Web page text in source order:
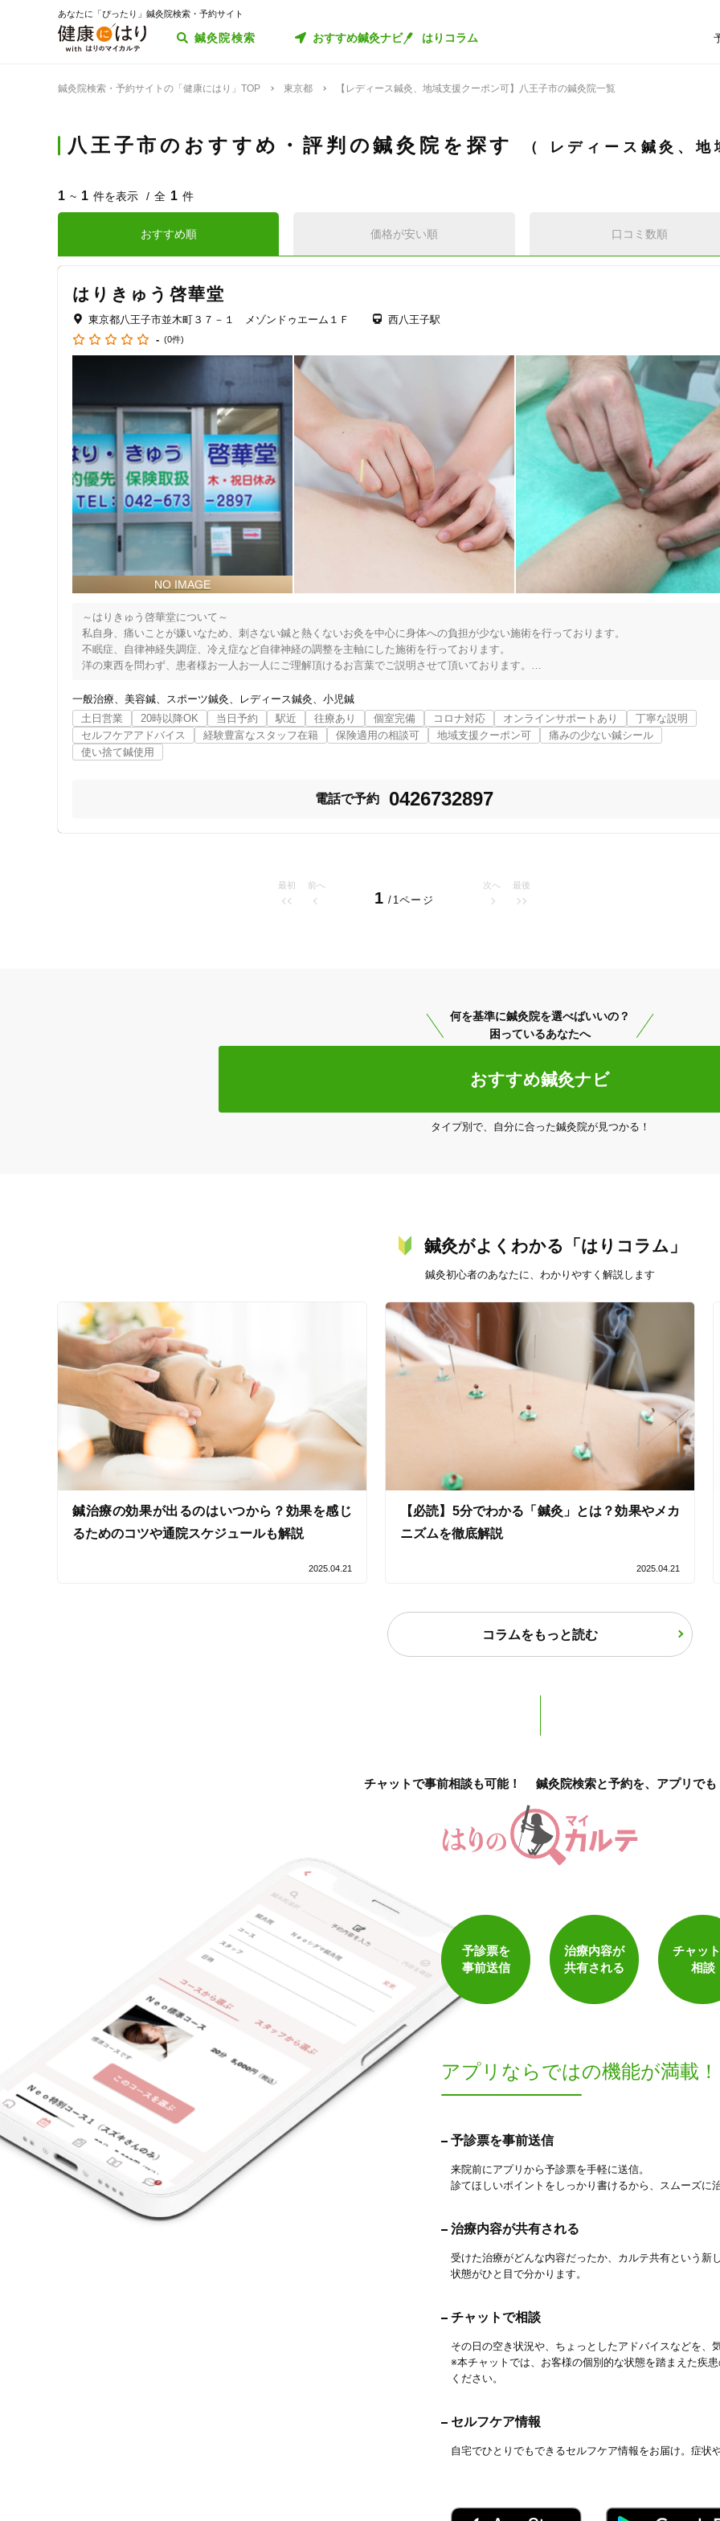
あなたに「ぴったり」鍼灸院検索・予約サイト
鍼灸院検索 おすすめ鍼灸ナビ はりコラム
鍼灸院検索・予約サイトの「健康にはり」TOP 東京都 【レディース鍼灸、地域支援クーポン可】八王子市の鍼灸院一覧
八王子市のおすすめ・評判の鍼灸院を探す レディース鍼灸、
設備の特徴
キッズスペースあり バリアフリー 個室完備
女性向けの特徴
女性スタッフ在籍
接客・サービスの特徴
コロナ対応 オンラインサポートあり 丁寧な説明
使い捨て鍼使用 トライアルコースあり
件 検索結果を見る
1 ~ 1 件を表示 全 1 件
おすすめ順 価格が安い順 口コミ数順
はりきゅう啓華堂
東京都八王子市並木町３７－１ メゾンドゥエーム１Ｆ
西八王子駅
- (0件)
～はりきゅう啓華堂について～
私自身、痛いことが嫌いなため、刺さない鍼と熱くないお灸を中心に身体への負担が少ない施術を行っております。
不眠症、自律神経失調症、冷え症など自律神経の調整を主軸にした施術を行っております。
洋の東西を問わず、患者様お一人お一人にご理解頂けるお言葉でご説明させて頂いております。
はりきゅう啓華堂の概要
住所
〒193-0831 東京都八王子市並木町 37-1 メゾンドゥエーム1Ｆ
電話番号	 042-673-2897
一般治療 美容鍼 スポーツ鍼灸 レディース鍼灸
小児鍼
土日営業
20時以降OK 当日予約 駅近 往療あり 個室完備 コロナ対応 オンラインサポートあり
丁寧な説明
セルフケアアドバイス
経験豊富なスタッフ在籍 保険適用の相談可 地域支援クーポン可
痛みの少ない鍼シール
使い捨て鍼使用
電話で予約 0426732897
最初 前へ
1 /1ページ
次へ 最後
「健康にはりを見た」
何を基準に鍼灸院を選べばいいの？
困っているあなたへ
おすすめ鍼灸ナビ
タイプ別で、自分に合った鍼灸院が見つかる！
鍼灸がよくわかる「はりコラム」
鍼灸初心者のあなたに、わかりやすく解説します
鍼治療の効果が出るのはいつから？効果を感じ
るためのコツや通院スケジュールも解説
2025.04.21
【必読】5分でわかる「鍼灸」とは？効果やメカ
ニズムを徹底解説
2025.04.21
コラムをもっと読む
チャットで事前相談も可能！ 鍼灸院検索と予約を、アプリでも
予診票を
事前送信
治療内容が
共有される
チャッ
相談
アプリならではの機能が満載！
予診票を事前送信
来院前にアプリから予診票を手軽に送信。
診てほしいポイントをしっかり書けるから、スムーズに
治療内容が共有される
受けた治療がどんな内容だったか、カルテ共有という
状態がひと目で分かります。
チャットで相談
その日の空き状況や、ちょっとしたアドバイスなどを、
※本チャットでは、お客様の個別的な状態を踏まえた疾
ください。
セルフケア情報
自宅でひとりでもできるセルフケア情報をお届け。症状